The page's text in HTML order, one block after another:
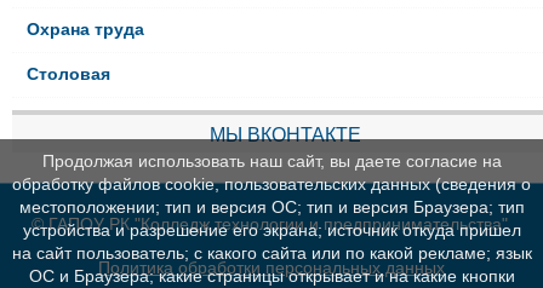
Охрана труда
Столовая
МЫ ВКОНТАКТЕ
© ГАПОУ РК "Колледж технологии и предпринимательства"
Политика обработки персональных данных
Продолжая использовать наш сайт, вы даете согласие на
обработку файлов cookie, пользовательских данных (сведения о
местоположении; тип и версия ОС; тип и версия Браузера; тип
устройства и разрешение его экрана; источник откуда пришел
на сайт пользователь; с какого сайта или по какой рекламе; язык
ОС и Браузера; какие страницы открывает и на какие кнопки